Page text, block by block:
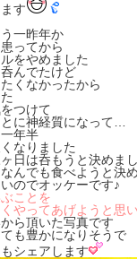
す
一昨年か
ってから
をやめました
んでたけど
くなかったから
つけて
に神経質になって…
年半
なりました
日は呑もうと決めま
んでも食べようと決
のでオッケーです♪
ことを
やってあげようと思
ら頂いた写真です
も豊かになりそうで
シェアします